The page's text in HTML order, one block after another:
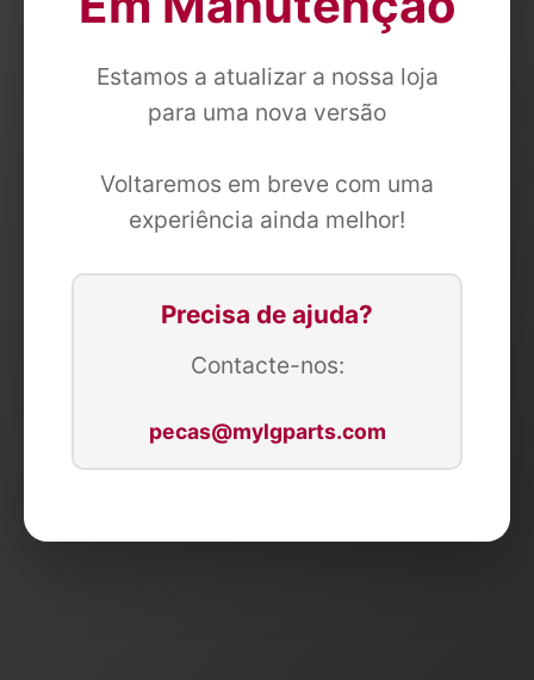
Estamos a atualizar a nossa loja
para uma nova versão
Voltaremos em breve com uma
experiência ainda melhor!
Precisa de ajuda?
Contacte-nos:
pecas@mylgparts.com